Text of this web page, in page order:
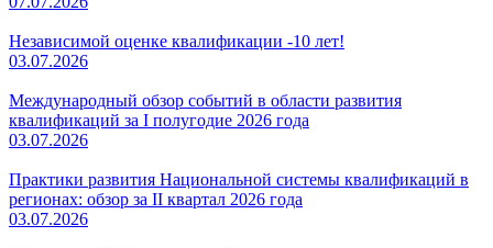
Независимой оценке квалификации -10 лет!
03.07.2026
Международный обзор событий в области развития
квалификаций за I полугодие 2026 года
03.07.2026
Практики развития Национальной системы квалификаций в
регионах: обзор за II квартал 2026 года
03.07.2026